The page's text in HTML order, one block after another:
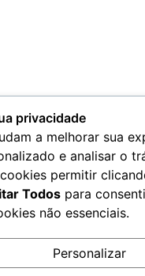
privacidade
a melhorar sua
e analisar o
permitir
Todos para
não essenciais.
Personalizar